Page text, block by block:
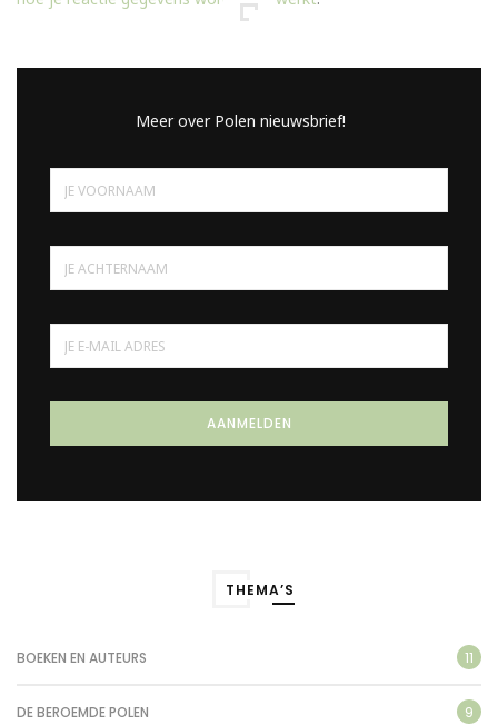
Meer over Polen nieuwsbrief!
THEMA’S
BOEKEN EN AUTEURS 11
DE BEROEMDE POLEN 9